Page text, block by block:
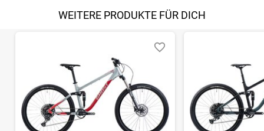
WEITERE PRODUKTE FÜR DICH